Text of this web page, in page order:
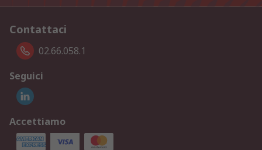
Contattaci
02.66.058.1
Seguici
Accettiamo